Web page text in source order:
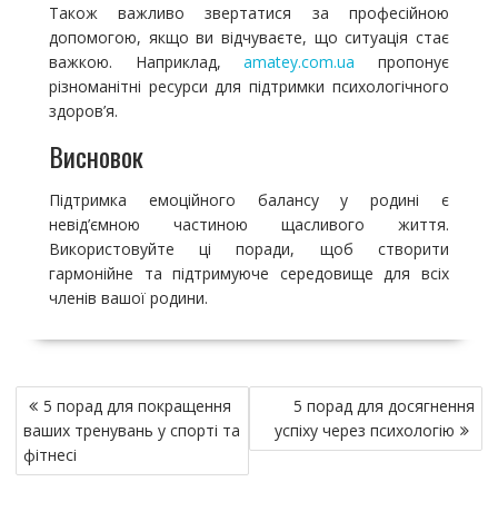
Також важливо звертатися за професійною
допомогою, якщо ви відчуваєте, що ситуація стає
важкою. Наприклад,amatey.com.ua пропонує
різноманітні ресурси для підтримки психологічного
здоров’я.
Висновок
Підтримка емоційного балансу у родині є
невід’ємною частиною щасливого життя.
Використовуйте ці поради, щоб створити
гармонійне та підтримуюче середовище для всіх
членів вашої родини.
Н
а
в
и
5 порад для покращення
ваших тренувань у спорті та
фітнесі
5 порад для досягнення
успіху через психологію